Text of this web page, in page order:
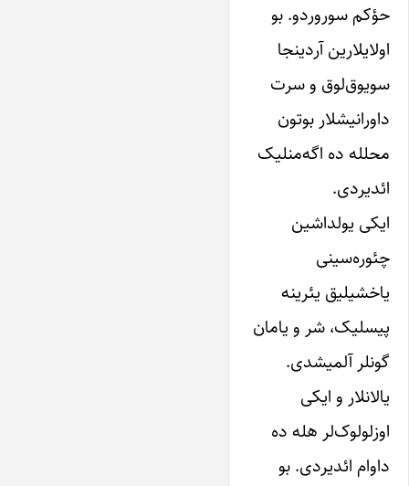
حؤکم سوروردو‌. بو‌
اولایلارین‌ آردینجا‌
سو‌یوق‌لوق‌ و‌ سرت
داورانیشلار‌ بوتون‌
محلله ده اگه‌منلیک‌
ائدیردی.
ایکی ‌یولداشین‌
چئوره‌سینی‌
یاخشیلیق‌ یئرینه‌
پیسلیک‌، شر‌ و‌ یامان‌
‌‌گونلر‌ آلمیشدی.
یالانلار‌ و‌ ایکی‌
اوز‌لو‌لوک‌‌لر‌ هله‌ ده‌
داوام ائدیردی. بو‌